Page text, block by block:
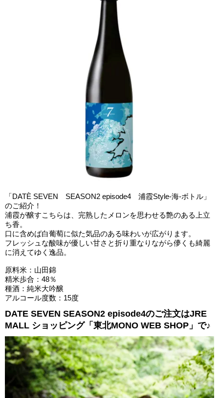
「DATÈ SEVEN SEASON2 episode4 浦霞Style-海-ボトル」
のご紹介！
浦霞が醸すこちらは、完熟したメロンを思わせる艶のある上立
ち香。
口に含めば白葡萄に似た気品のある味わいが広がります。
フレッシュな酸味が優しい甘さと折り重なりながら儚くも綺麗
に消えてゆく逸品。
原料米：山田錦
精米歩合：48％
種酒：純米大吟醸
アルコール度数：15度
DATE SEVEN SEASON2 episode4のご注文はJRE
MALL ショッピング「東北MONO WEB SHOP」で♪